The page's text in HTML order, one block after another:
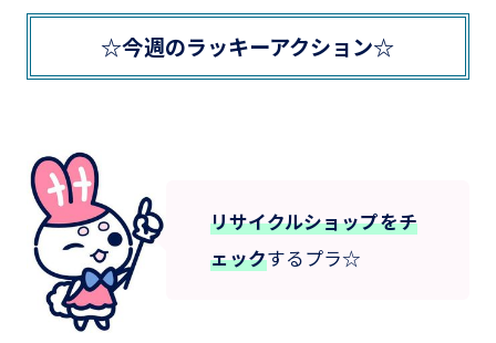
☆今週のラッキーアクション☆
リサイクルショップをチ
ェックするプラ☆